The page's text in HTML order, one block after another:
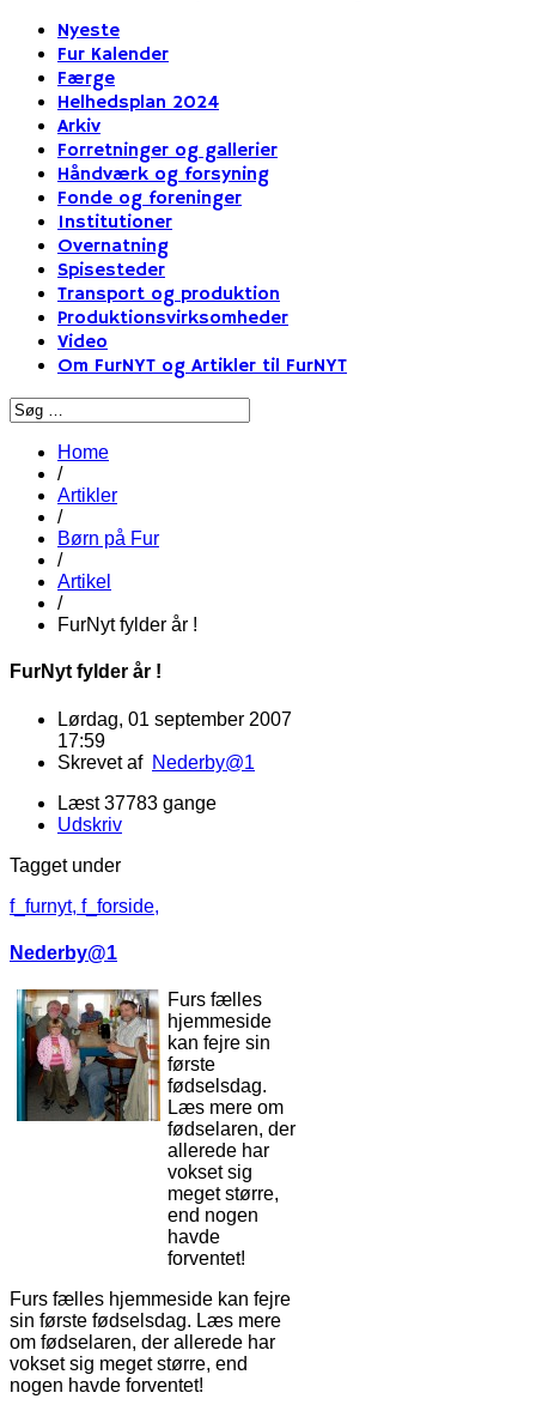
Nyeste
Fur Kalender
Færge
Helhedsplan 2024
Arkiv
Forretninger og gallerier
Håndværk og forsyning
Fonde og foreninger
Institutioner
Overnatning
Spisesteder
Transport og produktion
Produktionsvirksomheder
Video
Om FurNYT og Artikler til FurNYT
Home
/
Artikler
/
Børn på Fur
/
Artikel
/
FurNyt fylder år !
FurNyt fylder år !
Lørdag, 01 september 2007
17:59
Skrevet af Nederby@1
Læst 37783 gange
Udskriv
Tagget under
f_furnyt, f_forside,
Nederby@1
Furs fælles
hjemmeside
kan fejre sin
første
fødselsdag.
Læs mere om
fødselaren, der
allerede har
vokset sig
meget større,
end nogen
havde
forventet!
Furs fælles hjemmeside kan fejre
sin første fødselsdag. Læs mere
om fødselaren, der allerede har
vokset sig meget større, end
nogen havde forventet!